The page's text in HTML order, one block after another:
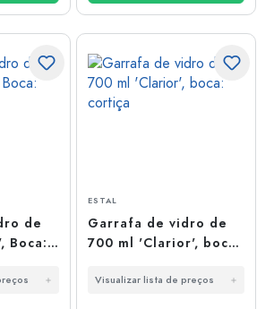
de
Boca:
ESTAL
Garrafa de vidro de
700 ml 'Clarior', boca:
Visualizar lista de preços